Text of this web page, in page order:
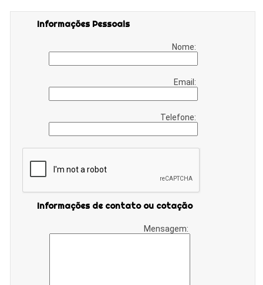
Informações Pessoais
Nome:
Email:
Telefone:
Informações de contato ou cotação
Mensagem: